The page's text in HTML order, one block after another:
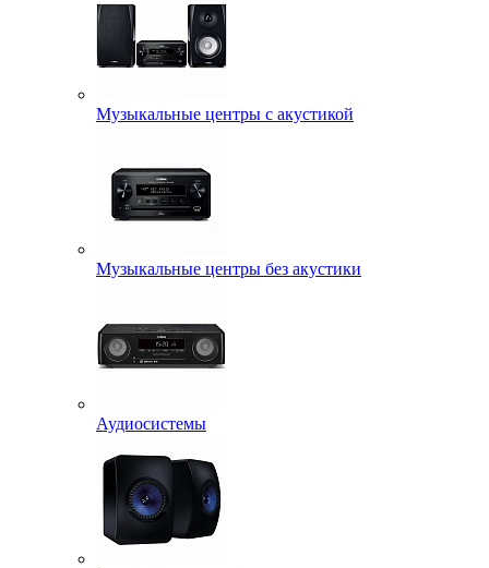
Музыкальные центры с акустикой
Музыкальные центры без акустики
Аудиосистемы